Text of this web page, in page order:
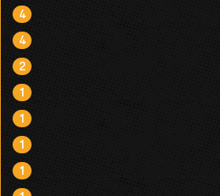
4
4
2
1
1
1
1